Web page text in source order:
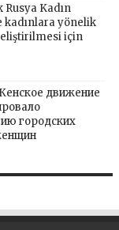
Rusya Kadın
kadınlara yönelik
için
движение
городских